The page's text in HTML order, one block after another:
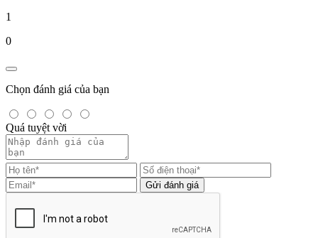
1
0
Chọn đánh giá của bạn
Quá tuyệt vời
Gửi đánh giá